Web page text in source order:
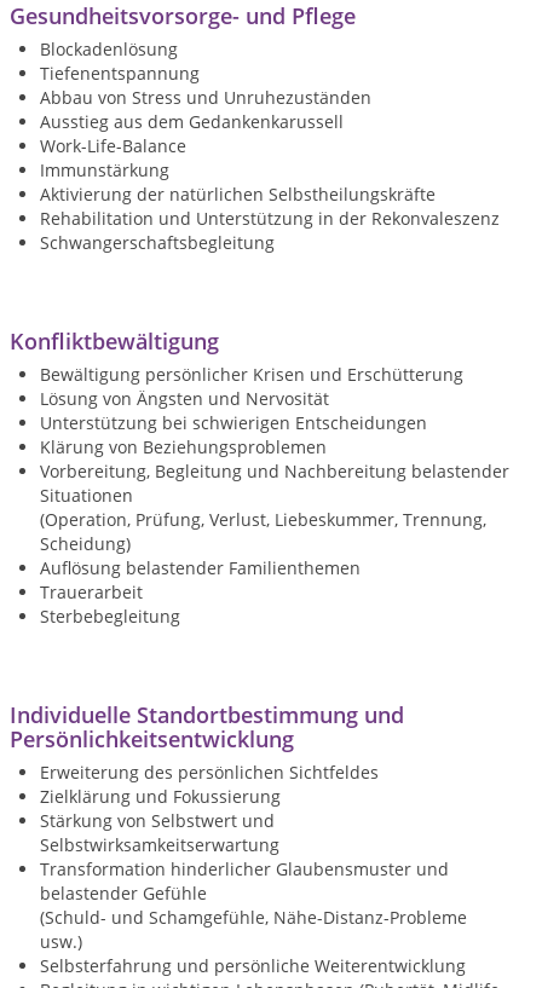
Gesundheitsvorsorge- und Pflege
Blockadenlösung
Tiefenentspannung
Abbau von Stress und Unruhezuständen
Ausstieg aus dem Gedankenkarussell
Work-Life-Balance
Immunstärkung
Aktivierung der natürlichen Selbstheilungskräfte
Rehabilitation und Unterstützung in der Rekonvaleszenz
Schwangerschaftsbegleitung
Konfliktbewältigung
Bewältigung persönlicher Krisen und Erschütterung
Lösung von Ängsten und Nervosität
Unterstützung bei schwierigen Entscheidungen
Klärung von Beziehungsproblemen
Vorbereitung, Begleitung und Nachbereitung belastender
Situationen
(Operation, Prüfung, Verlust, Liebeskummer, Trennung,
Scheidung)
Auflösung belastender Familienthemen
Trauerarbeit
Sterbebegleitung
Individuelle Standortbestimmung und
Persönlichkeitsentwicklung
Erweiterung des persönlichen Sichtfeldes
Zielklärung und Fokussierung
Stärkung von Selbstwert und
Selbstwirksamkeitserwartung
Transformation hinderlicher Glaubensmuster und
belastender Gefühle
(Schuld- und Schamgefühle, Nähe-Distanz-Probleme
usw.)
Selbsterfahrung und persönliche Weiterentwicklung